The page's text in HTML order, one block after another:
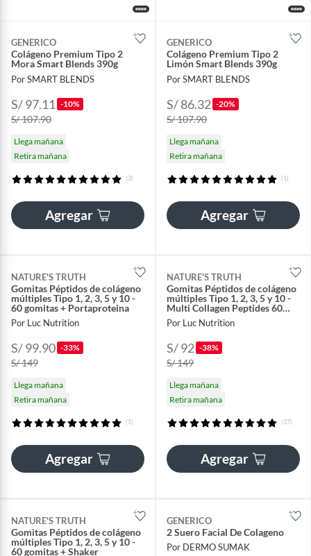
GENERICO
Colágeno Premium Tipo 2
Mora Smart Blends 390g
Por SMART BLENDS
S/ 97.11 -10%
S/ 107.90
Llega mañana
Retira mañana
(3)
Agregar
GENERICO
Colágeno Premium Tipo 2
Limón Smart Blends 390g
Por SMART BLENDS
S/ 86.32 -20%
S/ 107.90
Llega mañana
Retira mañana
(1)
Agregar
NATURE'S TRUTH
Gomitas Péptidos de colágeno
múltiples Tipo 1, 2, 3, 5 y 10 -
60 gomitas + Portaproteina
Por Luc Nutrition
S/ 99.90 -33%
S/ 149
Llega mañana
Retira mañana
(1)
Agregar
NATURE'S TRUTH
Gomitas Péptidos de colágeno
múltiples Tipo 1, 2, 3, 5 y 10 -
Multi Collagen Peptides 60
gomitas
Por Luc Nutrition
S/ 92 -38%
S/ 149
Llega mañana
Retira mañana
(37)
Agregar
NATURE'S TRUTH
Gomitas Péptidos de colágeno
múltiples Tipo 1, 2, 3, 5 y 10 -
60 gomitas + Shaker
GENERICO
2 Suero Facial De Colageno
Por DERMO SUMAK